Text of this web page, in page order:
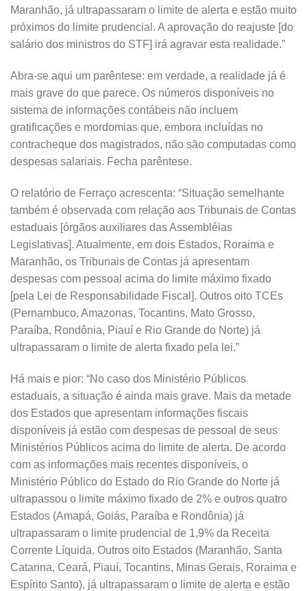
Maranhão, já ultrapassaram o limite de alerta e estão muito
próximos do limite prudencial. A aprovação do reajuste [do
salário dos ministros do STF] irá agravar esta realidade.”
Abra-se aqui um parêntese: em verdade, a realidade já é
mais grave do que parece. Os números disponíveis no
sistema de informações contábeis não incluem
gratificações e mordomias que, embora incluídas no
contracheque dos magistrados, não são computadas como
despesas salariais. Fecha parêntese.
O relatório de Ferraço acrescenta: “Situação semelhante
também é observada com relação aos Tribunais de Contas
estaduais [órgãos auxiliares das Assembléias
Legislativas]. Atualmente, em dois Estados, Roraima e
Maranhão, os Tribunais de Contas já apresentam
despesas com pessoal acima do limite máximo fixado
[pela Lei de Responsabilidade Fiscal]. Outros oito TCEs
(Pernambuco, Amazonas, Tocantins, Mato Grosso,
Paraíba, Rondônia, Piauí e Rio Grande do Norte) já
ultrapassaram o limite de alerta fixado pela lei.”
Há mais e pior: “No caso dos Ministério Públicos
estaduais, a situação é ainda mais grave. Mais da metade
dos Estados que apresentam informações fiscais
disponíveis já estão com despesas de pessoal de seus
Ministérios Públicos acima do limite de alerta. De acordo
com as informações mais recentes disponíveis, o
Ministério Público do Estado do Rio Grande do Norte já
ultrapassou o limite máximo fixado de 2% e outros quatro
Estados (Amapá, Goiás, Paraíba e Rondônia) já
ultrapassaram o limite prudencial de 1,9% da Receita
Corrente Líquida. Outros oito Estados (Maranhão, Santa
Catarina, Ceará, Piauí, Tocantins, Minas Gerais, Roraima e
Espírito Santo), já ultrapassaram o limite de alerta e estão